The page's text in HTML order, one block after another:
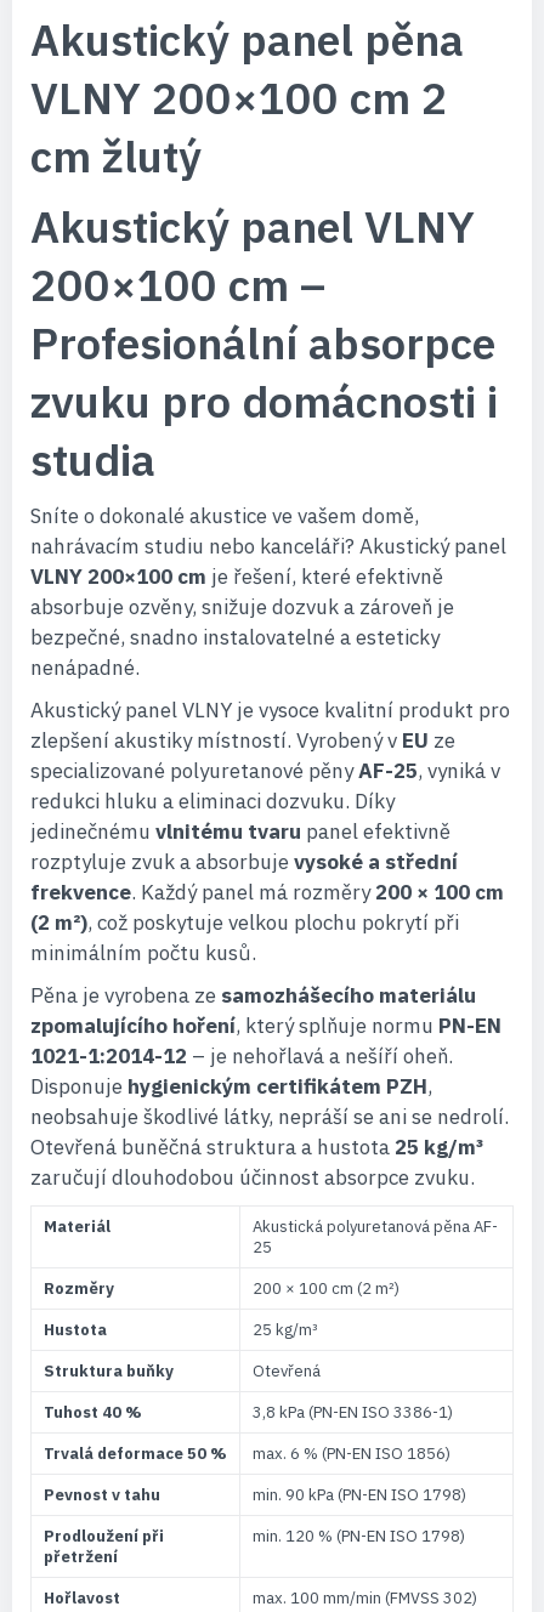
Akustický panel pěna
VLNY 200×100 cm 2
cm žlutý
Akustický panel VLNY
200×100 cm –
Profesionální absorpce
zvuku pro domácnosti i
studia
Sníte o dokonalé akustice ve vašem domě,
nahrávacím studiu nebo kanceláři? Akustický panel
VLNY 200×100 cm je řešení, které efektivně
absorbuje ozvěny, snižuje dozvuk a zároveň je
bezpečné, snadno instalovatelné a esteticky
nenápadné.
Akustický panel VLNY je vysoce kvalitní produkt pro
zlepšení akustiky místností. Vyrobený v EU ze
specializované polyuretanové pěnyAF-25, vyniká v
redukci hluku a eliminaci dozvuku. Díky
jedinečnému vlnitému tvaru panel efektivně
rozptyluje zvuk a absorbujevysoké a střední
frekvence. Každý panel má rozměry200 × 100 cm
(2 m²), což poskytuje velkou plochu pokrytí při
minimálním počtu kusů.
Pěna je vyrobena ze samozhášecího materiálu
zpomalujícího hoření, který splňuje normu PN-EN
1021-1:2014-12 – je nehořlavá a nešíří oheň.
Disponuje hygienickým certifikátem PZH,
neobsahuje škodlivé látky, nepráší se ani se nedrolí.
Otevřená buněčná struktura a hustota 25 kg/m³
zaručují dlouhodobou účinnost absorpce zvuku.
Materiál
Akustická polyuretanová pěna AF-
25
Rozměry
200 × 100 cm (2 m²)
Hustota
25 kg/m³
Struktura buňky
Otevřená
Tuhost 40 %
3,8 kPa (PN-EN ISO 3386-1)
Trvalá deformace 50 %
max. 6 % (PN-EN ISO 1856)
Pevnost v tahu
min. 90 kPa (PN-EN ISO 1798)
Prodloužení při
přetržení
min. 120 % (PN-EN ISO 1798)
Hořlavost max. 100 mm/min (FMVSS 302)